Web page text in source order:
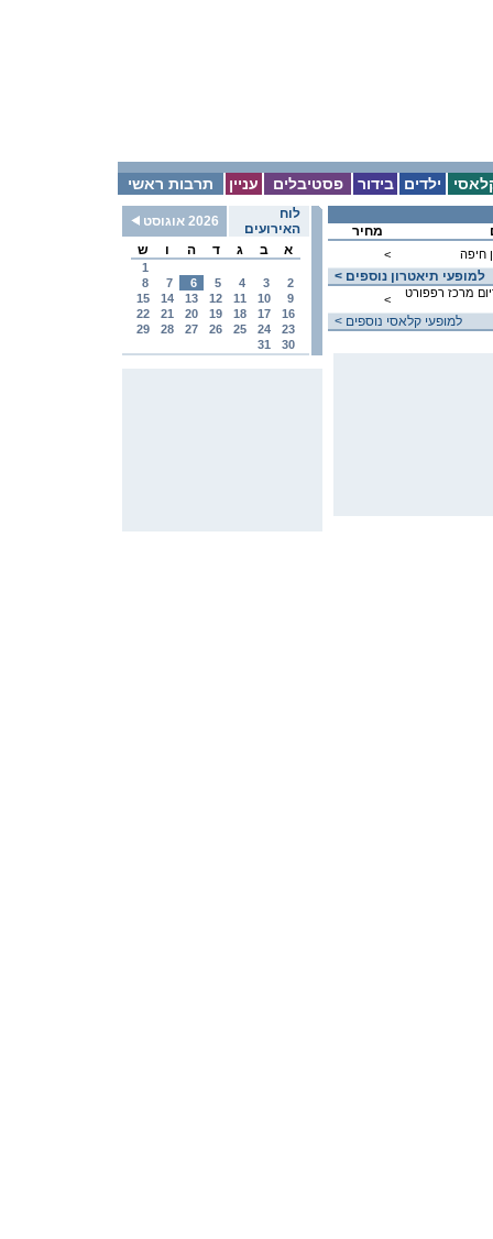
תרבות ראשי עניין פסטיבלים בידור ילדים
לוח
האירועים
2026 אוגוסט
א
ב ג ד ה ו ש
1
2
3
4
5
6
7
8
9
10
11
12
13
14
15
16
17
18
19
20
21
22
23
24
25
26
27
28
29
30
31
מחיר
< חיפה
< למופעי תיאטרון נוספים
< מרכז רפפורט
< למופעי קלאסי נוספים